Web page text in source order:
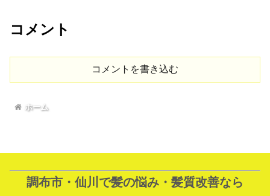
コメント
コメントを書き込む
ホーム
調布市・仙川で髪の悩み・髪質改善なら